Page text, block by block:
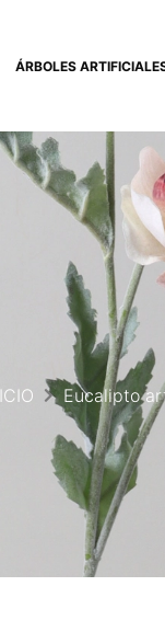
ÁRBOLES
Eucalipto